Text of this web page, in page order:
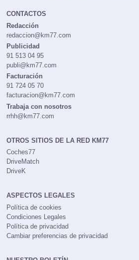
CONTACTOS
Redacción
redaccion@km77.com
Publicidad
91 513 04 95
publi@km77.com
Facturación
91 724 05 70
facturacion@km77.com
Trabaja con nosotros
rrhh@km77.com
OTROS SITIOS DE LA RED KM77
Coches77
DriveMatch
DriveK
ASPECTOS LEGALES
Política de cookies
Condiciones Legales
Política de privacidad
Cambiar preferencias de privacidad